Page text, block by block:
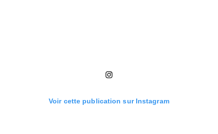
Voir cette publication sur Instagram